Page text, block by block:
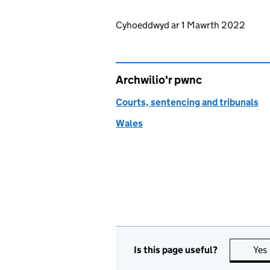
Updates to this page
Cyhoeddwyd ar 1 Mawrth 2022
Archwilio'r pwnc
Courts, sentencing and tribunals
Wales
Is this page useful? Yes